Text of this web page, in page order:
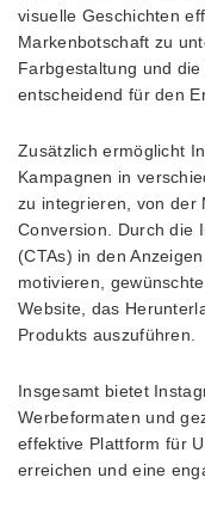
visuelle Geschichten
Markenbotschaft zu
Farbgestaltung und
entscheidend für den
Zusätzlich ermöglicht
Kampagnen in
zu integrieren, von der
Conversion. Durch die
(CTAs) in den
motivieren,
Website, das
Produkts auszuführen.
Insgesamt bietet
Werbeformaten und
effektive Plattform für
erreichen und eine